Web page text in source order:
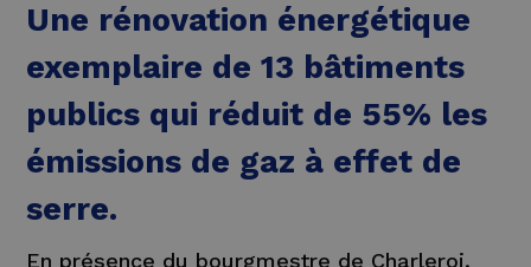
Une rénovation énergétique
exemplaire de 13 bâtiments
publics qui réduit de 55% les
émissions de gaz à effet de
serre.
En présence du bourgmestre de Charleroi,